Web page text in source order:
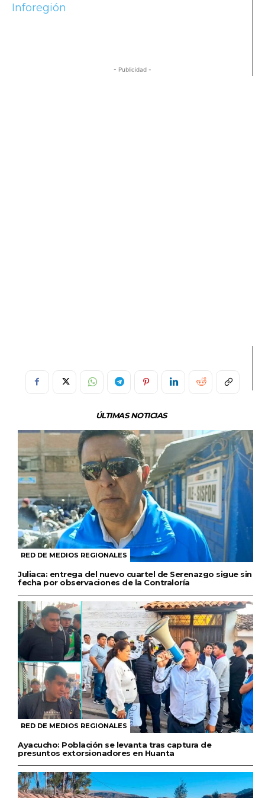
Inforegión
- Publicidad -
ÚLTIMAS NOTICIAS
RED DE MEDIOS REGIONALES
Juliaca: entrega del nuevo cuartel de Serenazgo sigue sin
fecha por observaciones de la Contraloría
RED DE MEDIOS REGIONALES
Ayacucho: Población se levanta tras captura de
presuntos extorsionadores en Huanta